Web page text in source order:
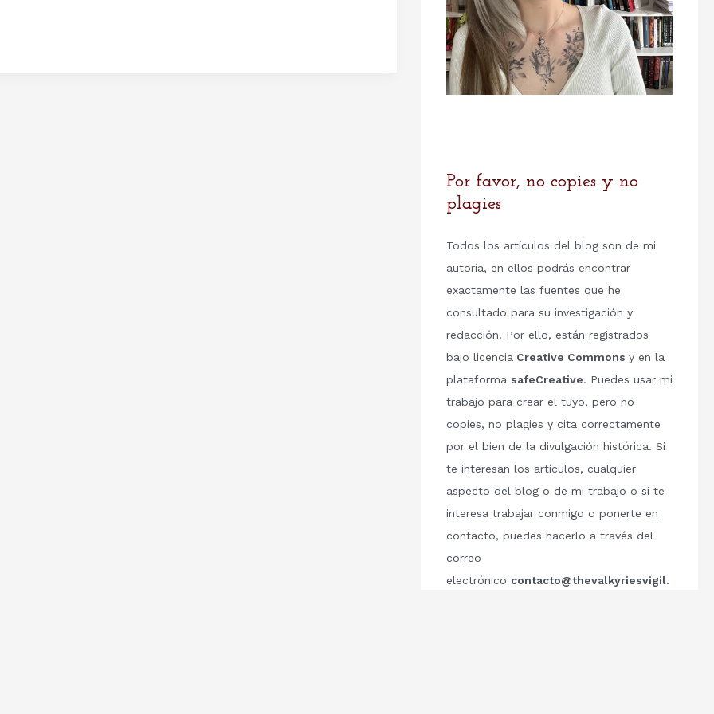
Por favor, no copies y no
plagies
Todos los artículos del blog son de mi
autoría, en ellos podrás encontrar
exactamente las fuentes que he
consultado para su investigación y
redacción. Por ello, están registrados
bajo licencia Creative Commons y en la
plataforma safeCreative. Puedes usar mi
trabajo para crear el tuyo, pero no
copies, no plagies y cita correctamente
por el bien de la divulgación histórica. Si
te interesan los artículos, cualquier
aspecto del blog o de mi trabajo o si te
interesa trabajar conmigo o ponerte en
contacto, puedes hacerlo a través del
correo
electrónico contacto@thevalkyriesvigil.